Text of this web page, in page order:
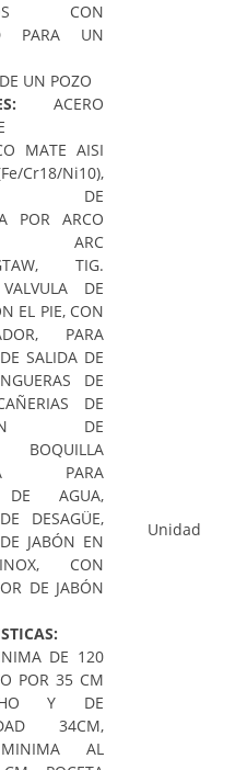
CON
PARA UN
UN POZO
ACERO
MATE AISI
Ni10),
DE
POR ARCO
ARC
GTAW, TIG.
DE
EL PIE, CON
PARA
SALIDA DE
DE
DE
DE
BOQUILLA
PARA
DE AGUA,
DESAGÜE,
JABÓN EN
CON
DE JABÓN
DE 120
POR 35 CM
Y DE
34CM,
AL
Unidad